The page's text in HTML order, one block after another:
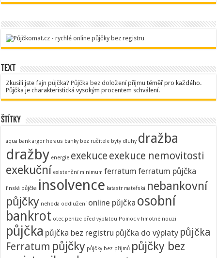
Text
Zkusili jstefajn půjčka?Půjčka bez doložení příjmu téměř pro každého.
Půjčka je charakteristická vysokým procentem schválení.
Štítky
aqua bank argor heraus banky bez ručitele byty dluhy dražba
dražby energie exekuce exekuce nemovitosti
exekuční existenční minimum ferratum ferratum půjčka
finská půjčka insolvence katastr mateřská nebankovní
půjčky nehoda oddlužení online půjčka osobní
bankrot otec peníze před výplatou Pomoc v hmotné nouzi
půjčka půjčka bez registru půjčka do výplaty půjčka
Ferratum půjčky půjčky bez příjmů půjčky bez